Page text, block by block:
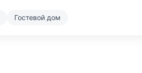
Гостевой дом